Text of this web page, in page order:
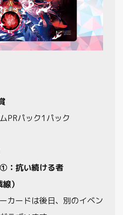
PRパック1パック
：抗い続ける者
）
カードは後日、別のイベン